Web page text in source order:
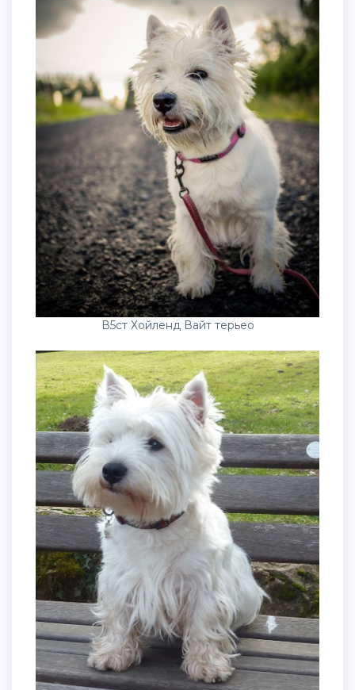
В5ст Хойленд Вайт терьео